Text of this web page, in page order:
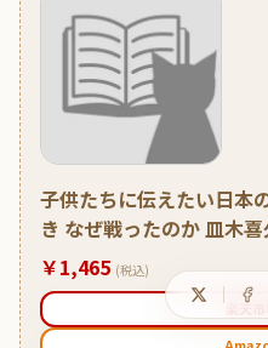
子供たちに伝えたい日本
き なぜ戦ったのか 皿木喜
￥1,465 (税込)
楽天